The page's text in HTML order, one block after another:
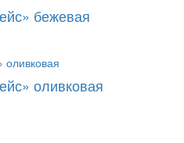
бежевая
оливковая